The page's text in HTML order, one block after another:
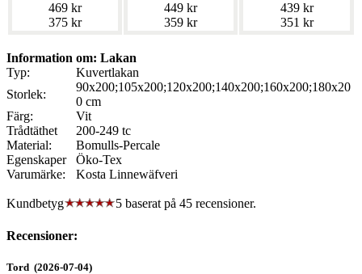
469 kr
375 kr
449 kr
359 kr
439 kr
351 kr
Information om: Lakan
Typ:
Kuvertlakan
Storlek:
90x200;105x200;120x200;140x200;160x200;180x20
0 cm
Färg:
Vit
Trådtäthet
200-249 tc
Material:
Bomulls-Percale
Egenskaper
Öko-Tex
Varumärke:
Kosta Linnewäfveri
Kundbetyg 5 baserat på 45 recensioner.
Recensioner:
Tord (2026-07-04)